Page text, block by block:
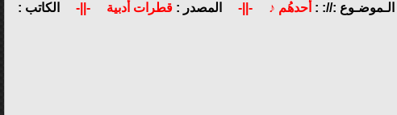
الـموضـوع ://: : أَحدهُم ♪ -||- المصدر :قطرات أدبية -||-
الكاتب :